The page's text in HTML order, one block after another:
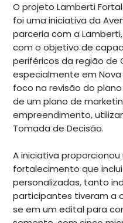
O projeto Lamberti
foi uma iniciativa da
parceria com a
com o objetivo de
periféricos da região de
especialmente em
foco na revisão do
de um plano de
empreendimento,
Tomada de Decisão.
A iniciativa
fortalecimento que
personalizadas, tanto
participantes tiveram a
se em um edital para